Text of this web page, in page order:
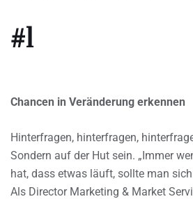
#1
Chancen in Veränderung erkennen
Hinterfragen, hinterfragen,
Sondern auf der Hut sein. „Immer
hat, dass etwas läuft, sollte man
Als Director Marketing & Market